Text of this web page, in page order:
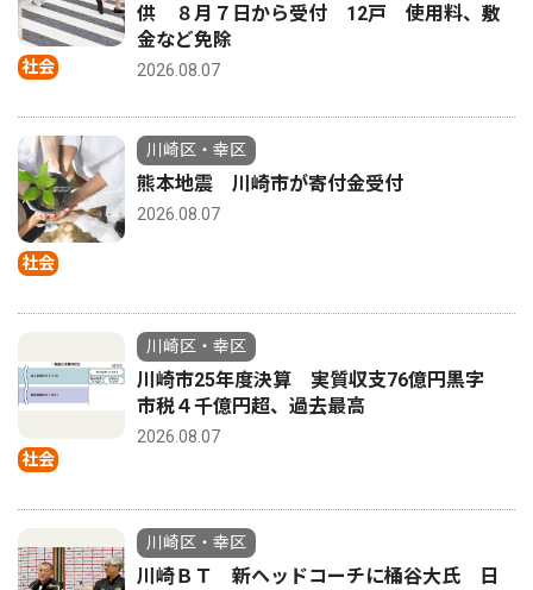
社会
供 ８月７日から受付 12戸 使用料、敷
金など免除
2026.08.07
社会
川崎区・幸区
熊本地震 川崎市が寄付金受付
2026.08.07
社会
川崎区・幸区
川崎市25年度決算 実質収支76億円黒字
市税４千億円超、過去最高
2026.08.07
川崎区・幸区
川崎ＢＴ 新ヘッドコーチに桶谷大氏 日